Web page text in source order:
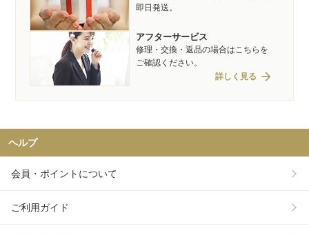
即日発送。
アフターサービス
修理・交換・返品の場合はこちらを
ご確認ください。
詳しく見る arrow_forward
ヘルプ
会員・ポイントについて
ご利用ガイド